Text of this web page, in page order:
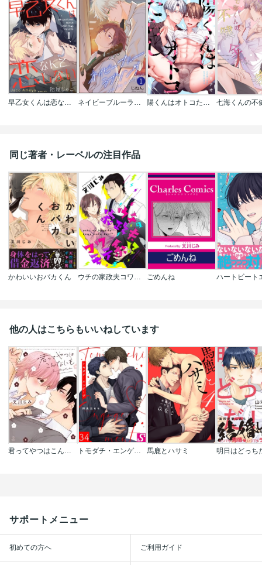
早乙女くんは恋なんてしない(分冊版) ネイビーブルーラブソング(分冊版) 陽くんはオトコたらし
同じ著者・レーベルの注目作品
かわいいおバカくん ごめんね
他の人はこちらもいいねしています
君ってやつはこんなにも【電子限定漫画付き】 トモダチ・エンゲージ 馬鹿とハサミ 明日はどっち
サポートメニュー
初めての方へ ご利用ガイド